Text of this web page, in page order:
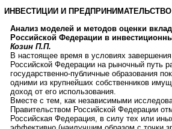
ИНВЕСТИЦИИ И ПРЕДПРИНИМАТЕЛЬСТВО
Анализ моделей и методов оценки
Российской Федерации в
Козин П.П.
В настоящее время в условиях
Российской Федерации на рыночный путь
государственно-публичные образования
одними из крупнейших собственников
доход от его использования.
Вместе с тем, как независимыми
Правительством Российской Федерации
Российская Федерация, в силу тех или